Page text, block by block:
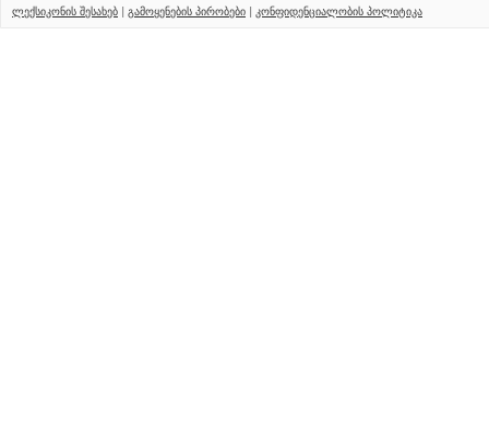
ლექსიკონის შესახებ | გამოყენების პირობები | კონფიდენციალობის პოლიტიკა